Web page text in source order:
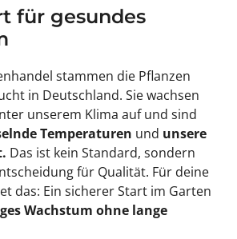
für gesundes
stammen die Pflanzen
in Deutschland. Sie wachsen
unserem Klima auf und sind
Temperaturen und unsere
Das ist kein Standard, sondern
für Qualität. Für deine
das: Ein sicherer Start im Garten
Wachstum ohne lange